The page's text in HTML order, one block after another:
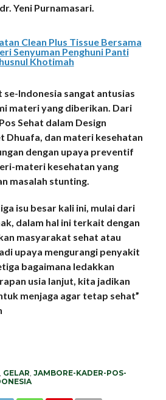
Yeni Purnamasari.
Clean Plus Tissue Bersama
Senyuman Penghuni Panti
Khotimah
se-Indonesia sangat antusias
materi yang diberikan. Dari
Sehat dalam Design
Dhuafa, dan materi kesehatan
dengan upaya preventif
materi kesehatan yang
masalah stunting.
isu besar kali ini, mulai dari
dalam hal ini terkait dengan
masyarakat sehat atau
upaya mengurangi penyakit
bagaimana ledakkan
usia lanjut, kita jadikan
menjaga agar tetap sehat”
GELAR JAMBORE-KADER-POS-